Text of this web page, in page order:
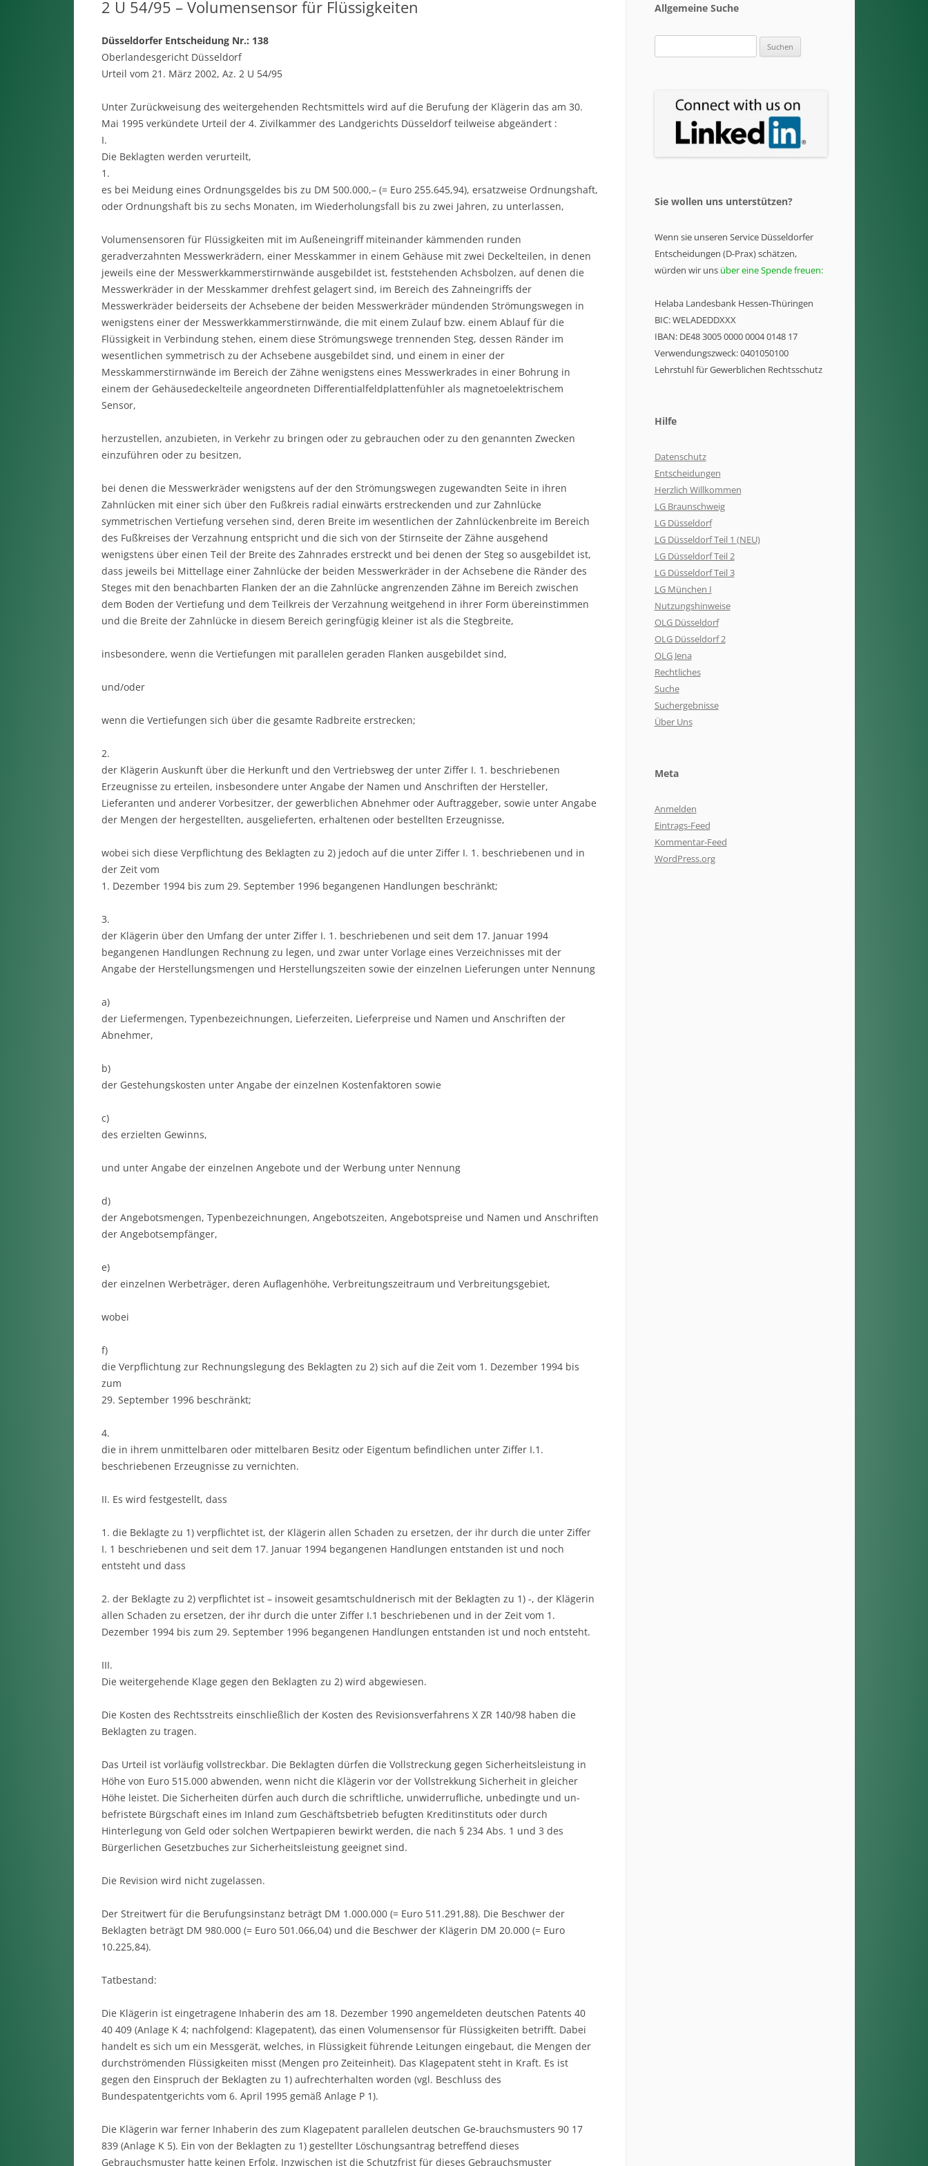
2 U 54/95 – Volumensensor für Flüssigkeiten
Düsseldorfer Entscheidung Nr.: 138
Oberlandesgericht Düsseldorf
Urteil vom 21. März 2002, Az. 2 U 54/95
Unter Zurückweisung des weitergehenden Rechtsmittels wird auf die Berufung der Klägerin das am 30.
Mai 1995 verkündete Urteil der 4. Zivilkammer des Landgerichts Düsseldorf teilweise abgeändert :
I.
Die Beklagten werden verurteilt,
1.
es bei Meidung eines Ordnungsgeldes bis zu DM 500.000,– (= Euro 255.645,94), ersatzweise Ordnungshaft,
oder Ordnungshaft bis zu sechs Monaten, im Wiederholungsfall bis zu zwei Jahren, zu unterlassen,
Volumensensoren für Flüssigkeiten mit im Außeneingriff miteinander kämmenden runden
geradverzahnten Messwerkrädern, einer Messkammer in einem Gehäuse mit zwei Deckelteilen, in denen
jeweils eine der Messwerkkammerstirnwände ausgebildet ist, feststehenden Achsbolzen, auf denen die
Messwerkräder in der Messkammer drehfest gelagert sind, im Bereich des Zahneingriffs der
Messwerkräder beiderseits der Achsebene der beiden Messwerkräder mündenden Strömungswegen in
wenigstens einer der Messwerkkammerstirnwände, die mit einem Zulauf bzw. einem Ablauf für die
Flüssigkeit in Verbindung stehen, einem diese Strömungswege trennenden Steg, dessen Ränder im
wesentlichen symmetrisch zu der Achsebene ausgebildet sind, und einem in einer der
Messkammerstirnwände im Bereich der Zähne wenigstens eines Messwerkrades in einer Bohrung in
einem der Gehäusedeckelteile angeordneten Differentialfeldplattenfühler als magnetoelektrischem
Sensor,
herzustellen, anzubieten, in Verkehr zu bringen oder zu gebrauchen oder zu den genannten Zwecken
einzuführen oder zu besitzen,
bei denen die Messwerkräder wenigstens auf der den Strömungswegen zugewandten Seite in ihren
Zahnlücken mit einer sich über den Fußkreis radial einwärts erstreckenden und zur Zahnlücke
symmetrischen Vertiefung versehen sind, deren Breite im wesentlichen der Zahnlückenbreite im Bereich
des Fußkreises der Verzahnung entspricht und die sich von der Stirnseite der Zähne ausgehend
wenigstens über einen Teil der Breite des Zahnrades erstreckt und bei denen der Steg so ausgebildet ist,
dass jeweils bei Mittellage einer Zahnlücke der beiden Messwerkräder in der Achsebene die Ränder des
Steges mit den benachbarten Flanken der an die Zahnlücke angrenzenden Zähne im Bereich zwischen
dem Boden der Vertiefung und dem Teilkreis der Verzahnung weitgehend in ihrer Form übereinstimmen
und die Breite der Zahnlücke in diesem Bereich geringfügig kleiner ist als die Stegbreite,
insbesondere, wenn die Vertiefungen mit parallelen geraden Flanken ausgebildet sind,
und/oder
wenn die Vertiefungen sich über die gesamte Radbreite erstrecken;
2.
der Klägerin Auskunft über die Herkunft und den Vertriebsweg der unter Ziffer I. 1. beschriebenen
Erzeugnisse zu erteilen, insbesondere unter Angabe der Namen und Anschriften der Hersteller,
Lieferanten und anderer Vorbesitzer, der gewerblichen Abnehmer oder Auftraggeber, sowie unter Angabe
der Mengen der hergestellten, ausgelieferten, erhaltenen oder bestellten Erzeugnisse,
wobei sich diese Verpflichtung des Beklagten zu 2) jedoch auf die unter Ziffer I. 1. beschriebenen und in
der Zeit vom
1. Dezember 1994 bis zum 29. September 1996 begangenen Handlungen beschränkt;
3.
der Klägerin über den Umfang der unter Ziffer I. 1. beschriebenen und seit dem 17. Januar 1994
begangenen Handlungen Rechnung zu legen, und zwar unter Vorlage eines Verzeichnisses mit der
Angabe der Herstellungsmengen und Herstellungszeiten sowie der einzelnen Lieferungen unter Nennung
a)
der Liefermengen, Typenbezeichnungen, Lieferzeiten, Lieferpreise und Namen und Anschriften der
Abnehmer,
b)
der Gestehungskosten unter Angabe der einzelnen Kostenfaktoren sowie
c)
des erzielten Gewinns,
und unter Angabe der einzelnen Angebote und der Werbung unter Nennung
d)
der Angebotsmengen, Typenbezeichnungen, Angebotszeiten, Angebotspreise und Namen und Anschriften
der Angebotsempfänger,
e)
der einzelnen Werbeträger, deren Auflagenhöhe, Verbreitungszeitraum und Verbreitungsgebiet,
wobei
f)
die Verpflichtung zur Rechnungslegung des Beklagten zu 2) sich auf die Zeit vom 1. Dezember 1994 bis
zum
29. September 1996 beschränkt;
4.
die in ihrem unmittelbaren oder mittelbaren Besitz oder Eigentum befindlichen unter Ziffer I.1.
beschriebenen Erzeugnisse zu vernichten.
II. Es wird festgestellt, dass
1. die Beklagte zu 1) verpflichtet ist, der Klägerin allen Schaden zu ersetzen, der ihr durch die unter Ziffer
I. 1 beschriebenen und seit dem 17. Januar 1994 begangenen Handlungen entstanden ist und noch
entsteht und dass
2. der Beklagte zu 2) verpflichtet ist – insoweit gesamtschuldnerisch mit der Beklagten zu 1) -, der Klägerin
allen Schaden zu ersetzen, der ihr durch die unter Ziffer I.1 beschriebenen und in der Zeit vom 1.
Dezember 1994 bis zum 29. September 1996 begangenen Handlungen entstanden ist und noch entsteht.
III.
Die weitergehende Klage gegen den Beklagten zu 2) wird abgewiesen.
Die Kosten des Rechtsstreits einschließlich der Kosten des Revisionsverfahrens X ZR 140/98 haben die
Beklagten zu tragen.
Das Urteil ist vorläufig vollstreckbar. Die Beklagten dürfen die Vollstreckung gegen Sicherheitsleistung in
Höhe von Euro 515.000 abwenden, wenn nicht die Klägerin vor der Vollstrekkung Sicherheit in gleicher
Höhe leistet. Die Sicherheiten dürfen auch durch die schriftliche, unwiderrufliche, unbedingte und un-
befristete Bürgschaft eines im Inland zum Geschäftsbetrieb befugten Kreditinstituts oder durch
Hinterlegung von Geld oder solchen Wertpapieren bewirkt werden, die nach § 234 Abs. 1 und 3 des
Bürgerlichen Gesetzbuches zur Sicherheitsleistung geeignet sind.
Die Revision wird nicht zugelassen.
Der Streitwert für die Berufungsinstanz beträgt DM 1.000.000 (= Euro 511.291,88). Die Beschwer der
Beklagten beträgt DM 980.000 (= Euro 501.066,04) und die Beschwer der Klägerin DM 20.000 (= Euro
10.225,84).
Tatbestand:
Die Klägerin ist eingetragene Inhaberin des am 18. Dezember 1990 angemeldeten deutschen Patents 40
40 409 (Anlage K 4; nachfolgend: Klagepatent), das einen Volumensensor für Flüssigkeiten betrifft. Dabei
handelt es sich um ein Messgerät, welches, in Flüssigkeit führende Leitungen eingebaut, die Mengen der
durchströmenden Flüssigkeiten misst (Mengen pro Zeiteinheit). Das Klagepatent steht in Kraft. Es ist
gegen den Einspruch der Beklagten zu 1) aufrechterhalten worden (vgl. Beschluss des
Bundespatentgerichts vom 6. April 1995 gemäß Anlage P 1).
Die Klägerin war ferner Inhaberin des zum Klagepatent parallelen deutschen Ge-brauchsmusters 90 17
839 (Anlage K 5). Ein von der Beklagten zu 1) gestellter Löschungsantrag betreffend dieses
Gebrauchsmuster hatte keinen Erfolg. Inzwischen ist die Schutzfrist für dieses Gebrauchsmuster
Allgemeine Suche
nach:
Sie wollen uns unterstützen?
Wenn sie unseren Service Düsseldorfer
Entscheidungen (D-Prax) schätzen,
würden wir uns über eine Spende freuen:
Helaba Landesbank Hessen-Thüringen
BIC: WELADEDDXXX
IBAN: DE48 3005 0000 0004 0148 17
Verwendungszweck: 0401050100
Lehrstuhl für Gewerblichen Rechtsschutz
Hilfe
Datenschutz
Entscheidungen
Herzlich Willkommen
LG Braunschweig
LG Düsseldorf
LG Düsseldorf Teil 1 (NEU)
LG Düsseldorf Teil 2
LG Düsseldorf Teil 3
LG München I
Nutzungshinweise
OLG Düsseldorf
OLG Düsseldorf 2
OLG Jena
Rechtliches
Suche
Suchergebnisse
Über Uns
Meta
Anmelden
Eintrags-Feed
Kommentar-Feed
WordPress.org